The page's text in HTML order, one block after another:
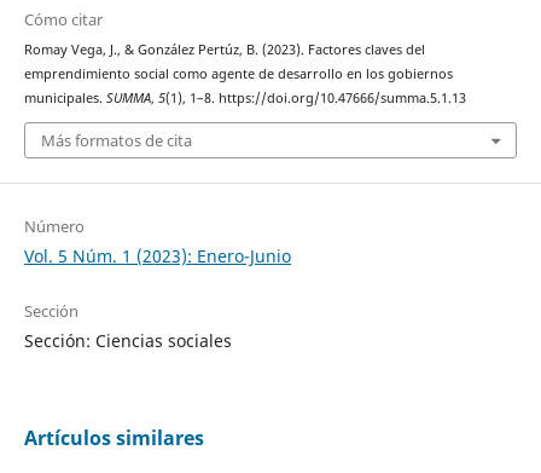
Cómo citar
Romay Vega, J., & González Pertúz, B. (2023). Factores claves del
emprendimiento social como agente de desarrollo en los gobiernos
municipales. SUMMA, 5(1), 1–8. https://doi.org/10.47666/summa.5.1.13
Más formatos de cita
Número
Vol. 5 Núm. 1 (2023): Enero-Junio
Sección
Sección: Ciencias sociales
Artículos similares